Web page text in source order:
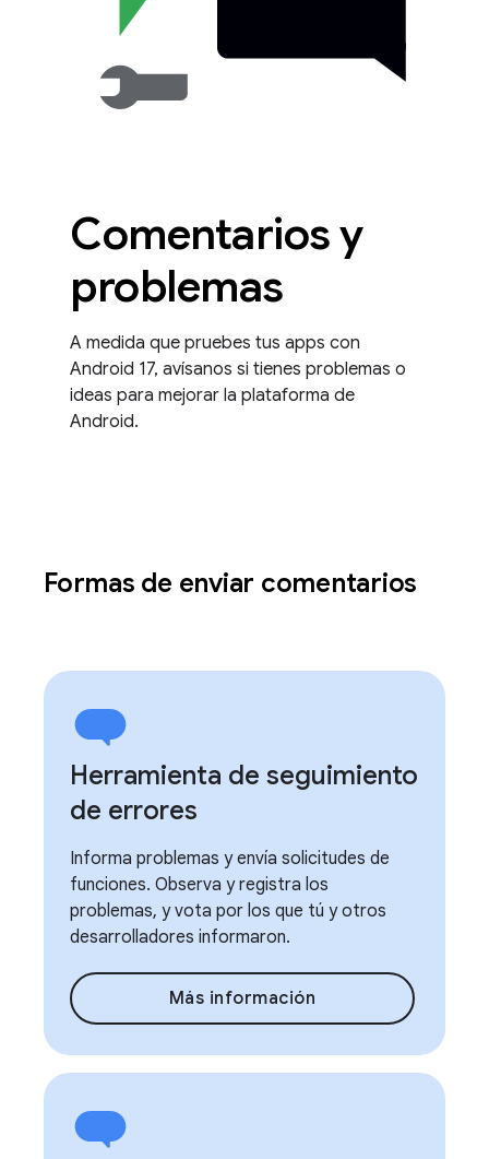
Comentarios y
problemas
A medida que pruebes tus apps con
Android 17, avísanos si tienes problemas o
ideas para mejorar la plataforma de
Android.
Formas de enviar comentarios
Herramienta de seguimiento
de errores
Informa problemas y envía solicitudes de
funciones. Observa y registra los
problemas, y vota por los que tú y otros
desarrolladores informaron.
Más información